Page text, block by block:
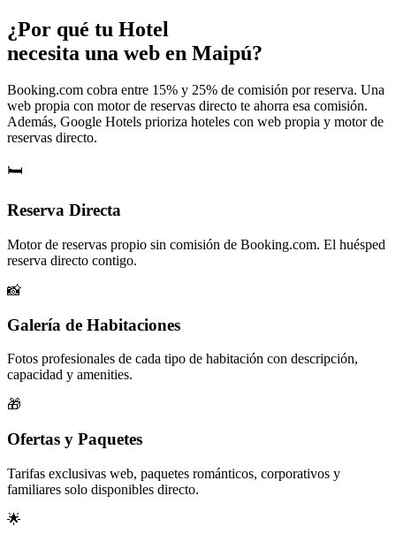
¿Por qué tu Hotel
necesita una web en Maipú?
Booking.com cobra entre 15% y 25% de comisión por reserva. Una
web propia con motor de reservas directo te ahorra esa comisión.
Además, Google Hotels prioriza hoteles con web propia y motor de
reservas directo.
🛏️
Reserva Directa
Motor de reservas propio sin comisión de Booking.com. El huésped
reserva directo contigo.
📸
Galería de Habitaciones
Fotos profesionales de cada tipo de habitación con descripción,
capacidad y amenities.
🎁
Ofertas y Paquetes
Tarifas exclusivas web, paquetes románticos, corporativos y
familiares solo disponibles directo.
🌟